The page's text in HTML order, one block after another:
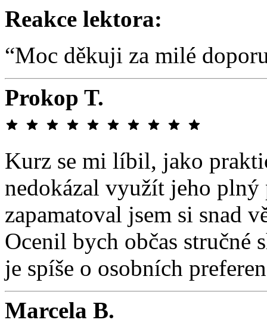
Reakce lektora:
“Moc děkuji za milé
Prokop T.
Kurz se mi líbil, jako
nedokázal využít jeho plný
zapamatoval jsem si snad
Ocenil bych občas stručné
je spíše o osobních
Marcela B.